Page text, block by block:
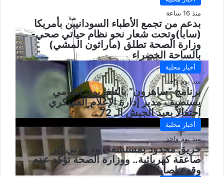
منذ 16 ساعة
بدعم من تجمع الأطباء السودانيين بأمريكا
(سابا)وتحت شعار نحو نظام حياتي صحي-
وزارة الصحة تطلق (ماراثون المشي)
بالساحة الخضراء
أخبار محلية
منذ يوم واحد
برنامج “ساهرون” بالتلفزيون القومي
يستضيف مدير إدارة الإعلام العسكري
احتفالاً بعيد الجيش الـ 72
أخبار محلية
منذ يوم واحد
حريق محدود بمستشفى ود مدني إثر
صاعقة كهربائية.. ووزارة الصحة تؤكد عدم
وقوع إصابات